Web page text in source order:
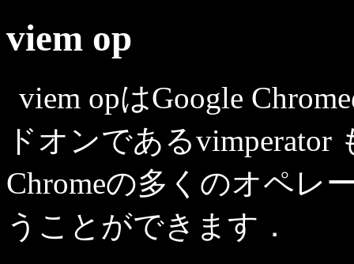
viem op
viem opはGoogle
ドオンであるvimperator
Chromeの多くのオペレ
うことができます．